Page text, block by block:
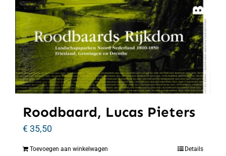
Roodbaard, Lucas Pieters
€35,50
Toevoegen aan winkelwagen Details